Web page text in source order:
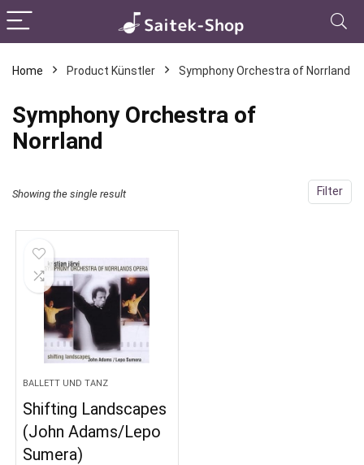
Home Product Künstler Symphony Orchestra of Norrland
Symphony Orchestra of
Norrland
Filter
Showing the single result
BALLETT UND TANZ
Shifting Landscapes
(John Adams/Lepo
Sumera)